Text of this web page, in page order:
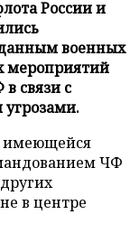
России и
военных
мероприятий
связи с
имеющейся
ЧФ
в центре